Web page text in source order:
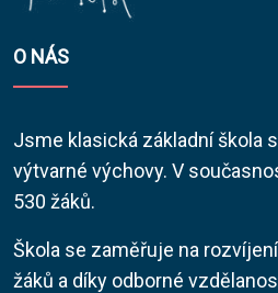
O NÁS
Jsme klasická základní škola
výtvarné výchovy. V
530 žáků.
Škola se zaměřuje na
žáků a díky odborné